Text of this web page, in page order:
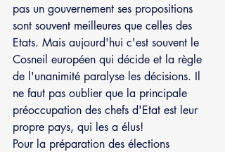
pas un gouvernement ses propositions
sont souvent meilleures que celles des
Etats. Mais aujourd'hui c'est souvent le
Cosneil européen qui décide et la règle
de l'unanimité paralyse les décisions. Il
ne faut pas oublier que la principale
préoccupation des chefs d'Etat est leur
propre pays, qui les a élus!
Pour la préparation des élections